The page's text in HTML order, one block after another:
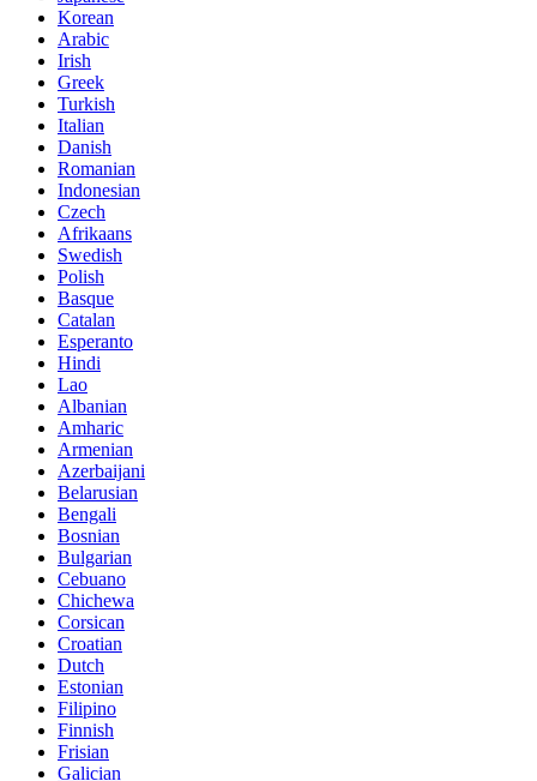
Korean
Arabic
Irish
Greek
Turkish
Italian
Danish
Romanian
Indonesian
Czech
Afrikaans
Swedish
Polish
Basque
Catalan
Esperanto
Hindi
Lao
Albanian
Amharic
Armenian
Azerbaijani
Belarusian
Bengali
Bosnian
Bulgarian
Cebuano
Chichewa
Corsican
Croatian
Dutch
Estonian
Filipino
Finnish
Frisian
Galician